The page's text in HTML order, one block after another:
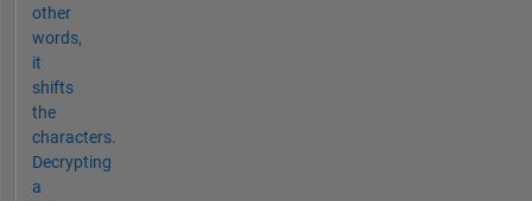
other
words,
it
shifts
the
characters.
Decrypting
a